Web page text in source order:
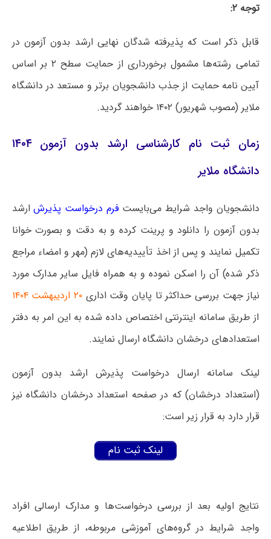
توجه ۲:
قابل ذکر است که پذیرفته شدگان نهایی ارشد بدون آزمون در
تمامی رشته‌ها مشمول برخورداری از حمایت سطح ۲ بر اساس
آیین نامه حمایت از جذب دانشجویان برتر و مستعد در دانشگاه
ملایر (مصوب شهریور) ۱۴۰۲ خواهند گردید.
زمان ثبت نام کارشناسی ارشد بدون آزمون ۱۴۰۴
دانشگاه ملایر
دانشجویان واجد شرایط می‌بایستفرم درخواست پذیرشارشد
بدون آزمون را دانلود و پرینت کرده و به دقت و بصورت خوانا
تکمیل نمایند و پس از اخذ تأییدیه‌های لازم (مهر و امضاء مراجع
ذکر شده) آن را اسکن نموده و به همراه فایل سایر مدارک مورد
نیاز جهت بررسی حداکثر تا پایان وقت اداری۲۰ اردیبهشت ۱۴۰۴
از طریق سامانه اینترنتی اختصاص داده شده به این امر به دفتر
استعدادهای درخشان دانشگاه ارسال نمایند.
لینک سامانه ارسال درخواست پذیرش ارشد بدون آزمون
(استعداد درخشان) که در صفحه استعداد درخشان دانشگاه نیز
قرار دارد به قرار زیر است:
لینک ثبت نام
نتایج اولیه بعد از بررسی درخواست‌ها و مدارک ارسالی افراد
واجد شرایط در گروه‌های آموزشی مربوطه، از طریق اطلاعیه